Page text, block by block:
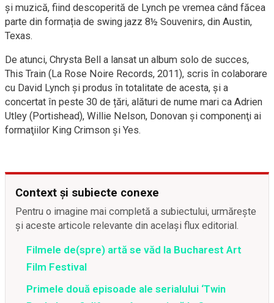
și muzică, fiind descoperită de Lynch pe vremea când făcea
parte din formația de swing jazz 8½ Souvenirs, din Austin,
Texas.
De atunci, Chrysta Bell a lansat un album solo de succes,
This Train (La Rose Noire Records, 2011), scris în colaborare
cu David Lynch și produs în totalitate de acesta, și a
concertat în peste 30 de țări, alături de nume mari ca Adrien
Utley (Portishead), Willie Nelson, Donovan și componenţi ai
formaţiilor King Crimson și Yes.
Context și subiecte conexe
Pentru o imagine mai completă a subiectului, urmărește
și aceste articole relevante din același flux editorial.
Filmele de(spre) artă se văd la Bucharest Art
Film Festival
Primele două episoade ale serialului ‘Twin